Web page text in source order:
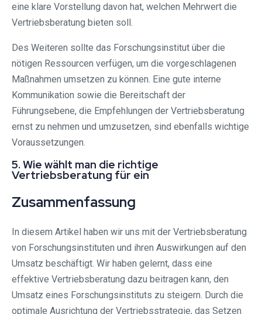
eine klare Vorstellung davon hat, welchen Mehrwert die
Vertriebsberatung bieten soll.
Des Weiteren sollte das Forschungsinstitut über die
nötigen Ressourcen verfügen, um die vorgeschlagenen
Maßnahmen umsetzen zu können. Eine gute interne
Kommunikation sowie die Bereitschaft der
Führungsebene, die Empfehlungen der Vertriebsberatung
ernst zu nehmen und umzusetzen, sind ebenfalls wichtige
Voraussetzungen.
5. Wie wählt man die richtige
Vertriebsberatung für ein
Zusammenfassung
In diesem Artikel haben wir uns mit der Vertriebsberatung
von Forschungsinstituten und ihren Auswirkungen auf den
Umsatz beschäftigt. Wir haben gelernt, dass eine
effektive Vertriebsberatung dazu beitragen kann, den
Umsatz eines Forschungsinstituts zu steigern. Durch die
optimale Ausrichtung der Vertriebsstrategie, das Setzen